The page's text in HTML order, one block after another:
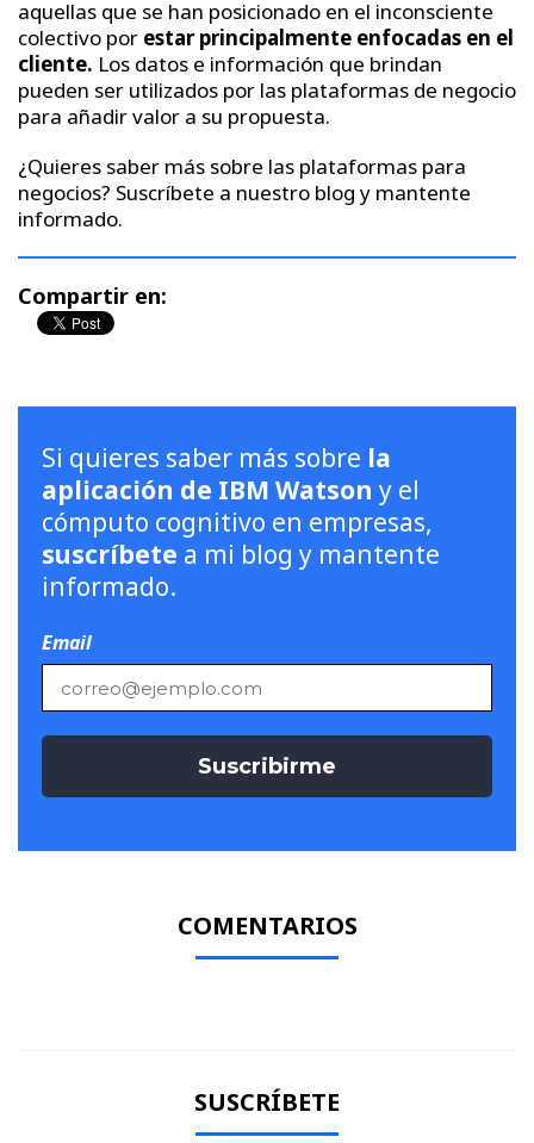
aquellas que se han posicionado en el inconsciente
colectivo por estar principalmente enfocadas en el
cliente. Los datos e información que brindan
pueden ser utilizados por las plataformas de negocio
para añadir valor a su propuesta.
¿Quieres saber más sobre las plataformas para
negocios? Suscríbete a nuestro blog y mantente
informado.
Compartir en:
Si quieres saber más sobre la
aplicación de IBM Watson y el
cómputo cognitivo en empresas,
suscríbete a mi blog y mantente
informado.
Email
COMENTARIOS
SUSCRÍBETE